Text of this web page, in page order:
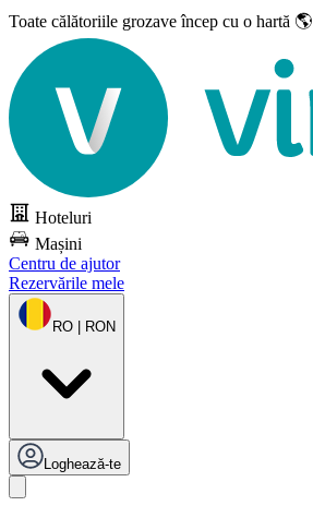
Toate călătoriile grozaveîncep cu o hartă 🌎
Hoteluri
Mașini
Centru de ajutor
Rezervările mele
RO | RON
Loghează-te